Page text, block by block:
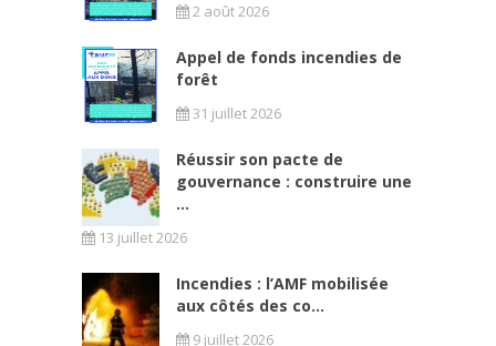
2 août 2026
Appel de fonds incendies de
forêt
31 juillet 2026
Réussir son pacte de
gouvernance : construire une
...
13 juillet 2026
Incendies : l’AMF mobilisée
aux côtés des co...
9 juillet 2026